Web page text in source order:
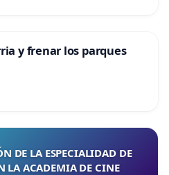
y frenar los parques
DE LA ESPECIALIDAD DE
LA ACADEMIA DE CINE